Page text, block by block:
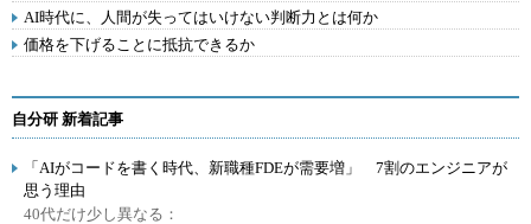
AI時代に、人間が失ってはいけない判断力とは何か
価格を下げることに抵抗できるか
自分研 新着記事
「AIがコードを書く時代、新職種FDEが需要増」 7割のエンジニアが
思う理由
40代だけ少し異なる：